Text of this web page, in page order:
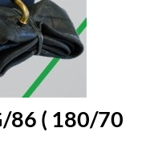
86 ( 180/70